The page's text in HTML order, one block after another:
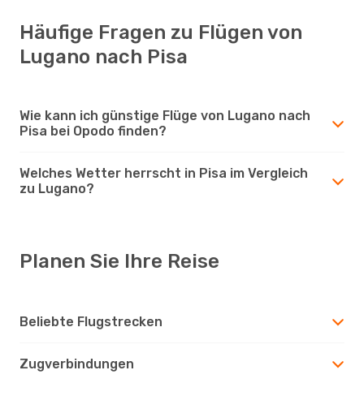
Häufige Fragen zu Flügen von
Lugano nach Pisa
Wie kann ich günstige Flüge von Lugano nach
Pisa bei Opodo finden?
Welches Wetter herrscht in Pisa im Vergleich
zu Lugano?
Planen Sie Ihre Reise
Beliebte Flugstrecken
Zugverbindungen